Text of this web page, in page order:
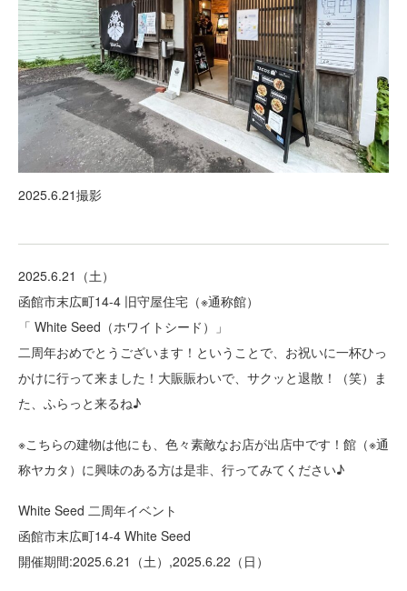
2025.6.21撮影
2025.6.21（土）
函館市末広町14-4 旧守屋住宅（※通称館）
「 White Seed（ホワイトシード）」
二周年おめでとうございます！ということで、お祝いに一杯ひっ
かけに行って来ました！大賑賑わいで、サクッと退散！（笑）ま
た、ふらっと来るね♪
※こちらの建物は他にも、色々素敵なお店が出店中です！館（※通
称ヤカタ）に興味のある方は是非、行ってみてください♪
White Seed 二周年イベント
函館市末広町14-4 White Seed
開催期間:2025.6.21（土）,2025.6.22（日）